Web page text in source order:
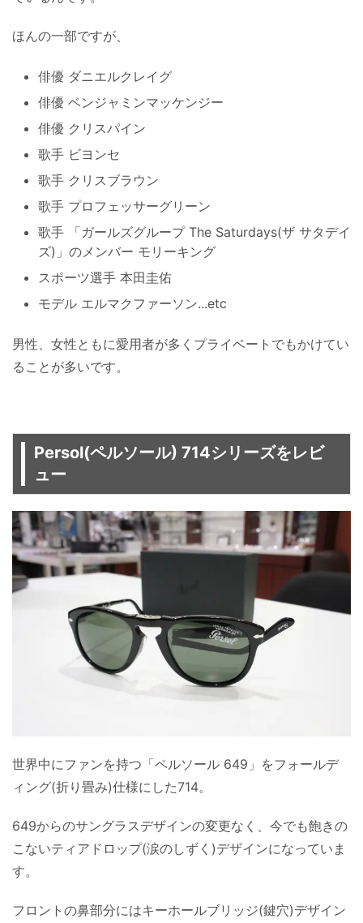
ほんの一部ですが、
俳優 ダニエルクレイグ
俳優 ベンジャミンマッケンジー
俳優 クリスパイン
歌手 ビヨンセ
歌手 クリスブラウン
歌手 プロフェッサーグリーン
歌手 「ガールズグループ The Saturdays(ザ サタデイ
ズ)」のメンバー モリーキング
スポーツ選手 本田圭佑
モデル エルマクファーソン...etc
男性、女性ともに愛用者が多くプライベートでもかけてい
ることが多いです。
Persol(ペルソール) 714シリーズをレビ
ュー
世界中にファンを持つ「ペルソール 649」をフォールデ
ィング(折り畳み)仕様にした714。
649からのサングラスデザインの変更なく、今でも飽きの
こないティアドロップ(涙のしずく)デザインになっていま
す。
フロントの鼻部分にはキーホールブリッジ(鍵穴)デザイン